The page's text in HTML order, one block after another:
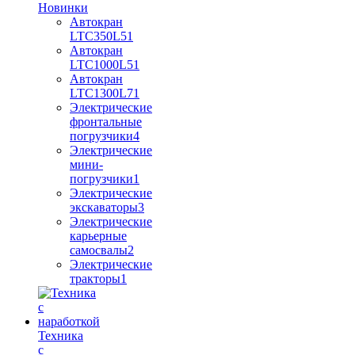
Новинки
Автокран
LTC350L51
Автокран
LTC1000L51
Автокран
LTC1300L71
Электрические
фронтальные
погрузчики4
Электрические
мини-
погрузчики1
Электрические
экскаваторы3
Электрические
карьерные
самосвалы2
Электрические
тракторы1
Техника
с